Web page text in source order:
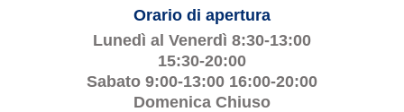
Orario di apertura
Lunedì al Venerdì 8:30-13:00
15:30-20:00
Sabato 9:00-13:00 16:00-20:00
Domenica Chiuso